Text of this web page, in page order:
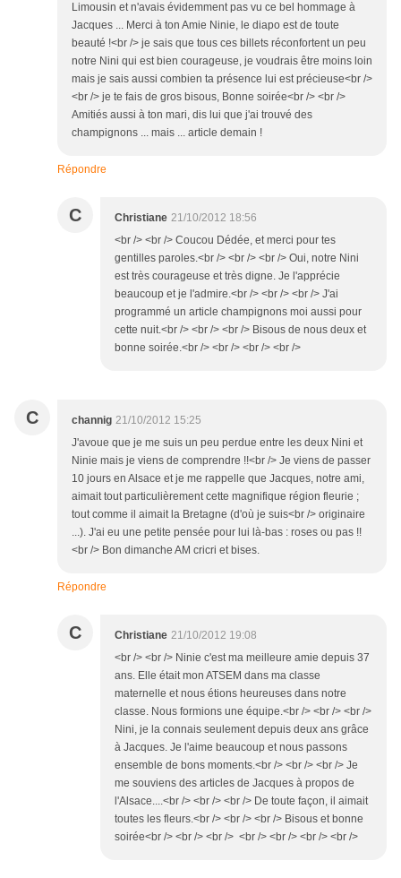
Limousin et n'avais évidemment pas vu ce bel hommage à
Jacques ... Merci à ton Amie Ninie, le diapo est de toute
beauté !<br /> je sais que tous ces billets réconfortent un peu
notre Nini qui est bien courageuse, je voudrais être moins loin
mais je sais aussi combien ta présence lui est précieuse<br />
<br /> je te fais de gros bisous, Bonne soirée<br /> <br />
Amitiés aussi à ton mari, dis lui que j'ai trouvé des
champignons ... mais ... article demain !
Répondre
C Christiane 21/10/2012 18:56
<br /> <br /> Coucou Dédée, et merci pour tes
gentilles paroles.<br /> <br /> <br /> Oui, notre Nini
est très courageuse et très digne. Je l'apprécie
beaucoup et je l'admire.<br /> <br /> <br /> J'ai
programmé un article champignons moi aussi pour
cette nuit.<br /> <br /> <br /> Bisous de nous deux et
bonne soirée.<br /> <br /> <br /> <br />
C channig 21/10/2012 15:25
J'avoue que je me suis un peu perdue entre les deux Nini et
Ninie mais je viens de comprendre !!<br /> Je viens de passer
10 jours en Alsace et je me rappelle que Jacques, notre ami,
aimait tout particulièrement cette magnifique région fleurie ;
tout comme il aimait la Bretagne (d'où je suis<br /> originaire
...). J'ai eu une petite pensée pour lui là-bas : roses ou pas !!
<br /> Bon dimanche AM cricri et bises.
Répondre
C Christiane 21/10/2012 19:08
<br /> <br /> Ninie c'est ma meilleure amie depuis 37
ans. Elle était mon ATSEM dans ma classe
maternelle et nous étions heureuses dans notre
classe. Nous formions une équipe.<br /> <br /> <br />
Nini, je la connais seulement depuis deux ans grâce
à Jacques. Je l'aime beaucoup et nous passons
ensemble de bons moments.<br /> <br /> <br /> Je
me souviens des articles de Jacques à propos de
l'Alsace....<br /> <br /> <br /> De toute façon, il aimait
toutes les fleurs.<br /> <br /> <br /> Bisous et bonne
soirée<br /> <br /> <br /> <br /> <br /> <br /> <br />